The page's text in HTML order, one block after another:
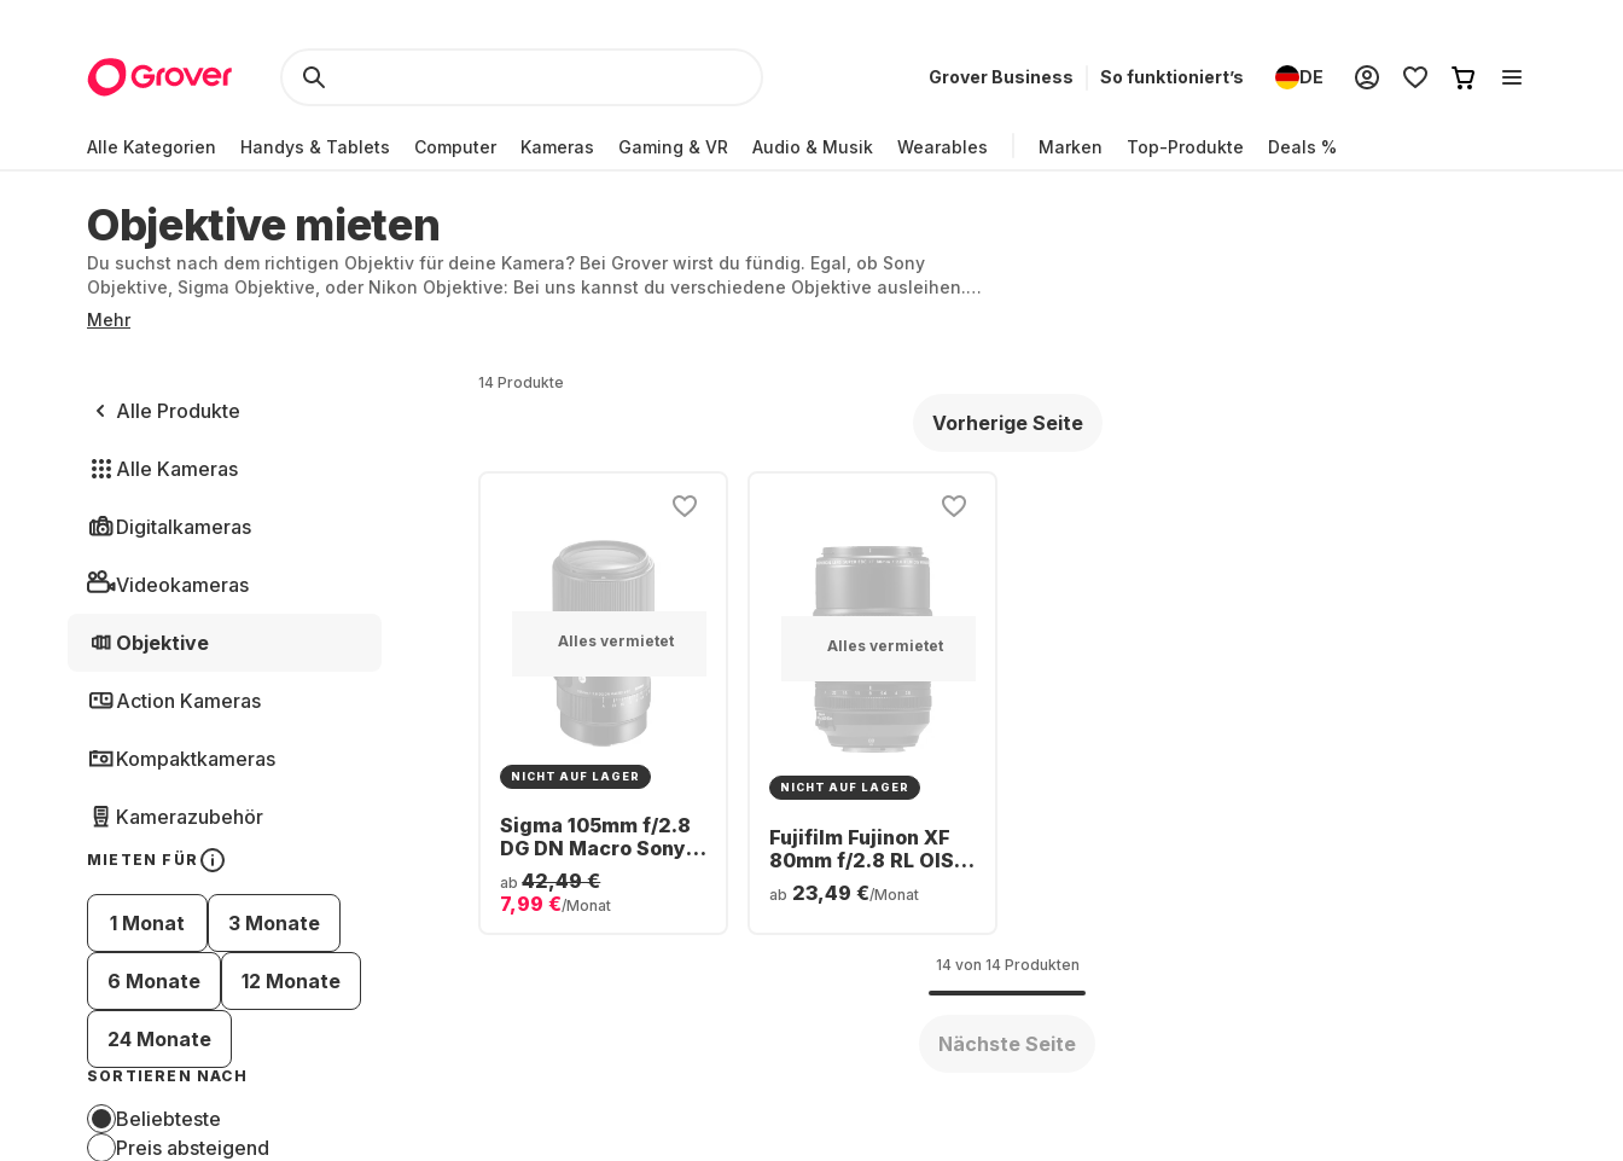
Grover Business So funktioniert’s DE
Alle Kategorien Handys & Tablets Computer Kameras Gaming & VR Audio & Musik Wearables Marken Top-Produkte Deals %
Objektive mieten
Du suchst nach dem richtigen Objektiv für deine Kamera? Bei Grover wirst du fündig. Egal, ob Sony
Objektive, Sigma Objektive, oder Nikon Objektive: Bei uns kannst du verschiedene Objektive ausleihen.
Weitere Marken wie Canon, Fujifilm, Olympus oder Panasonic ergänzen das Angebot.
Mehr
Alle Produkte
Alle Kameras
Digitalkameras
Videokameras
Objektive
Action Kameras
Kompaktkameras
Kamerazubehör
MIETEN FÜR
1 Monat 3 Monate
6 Monate 12 Monate
24 Monate
SORTIEREN NACH
Beliebteste
Preis absteigend
14 Produkte
Vorherige Seite
Alles vermietet
NICHT AUF LAGER
Sigma 105mm f/2.8
DG DN Macro Sony
FE-Mount
ab 42,49 €
7,99 €/Monat
Alles vermietet
NICHT AUF LAGER
Fujifilm Fujinon XF
80mm f/2.8 RL OIS
WR Macro Objektiv
ab 23,49 €/Monat
14 von 14 Produkten
Nächste Seite